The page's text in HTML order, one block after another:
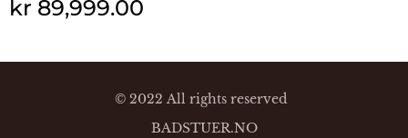
kr 89,999.00
© 2022 All rights reserved
BADSTUER.NO